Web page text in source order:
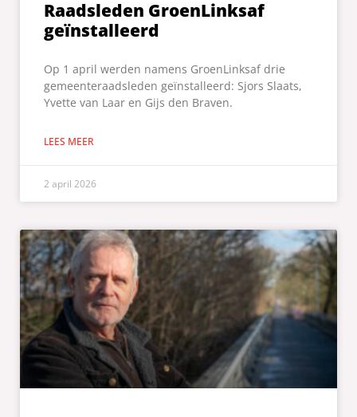
Raadsleden GroenLinksaf
geïnstalleerd
Op 1 april werden namens GroenLinksaf drie
gemeenteraadsleden geïnstalleerd: Sjors Slaats,
Yvette van Laar en Gijs den Braven.
LEES MEER
2 april 2026